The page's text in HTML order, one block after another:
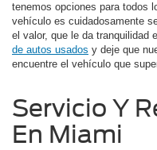
tenemos opciones para todos
vehículo es cuidadosamente
el valor, que le da tranquilidad
de autos usados y deje que
encuentre el vehículo que
Servicio Y
En Miami